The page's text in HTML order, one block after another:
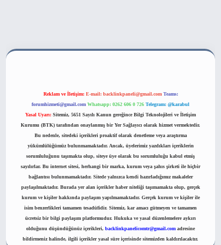
Reklam ve İletişim: E-mail: backlinkpaneli@gmail.com Teams:
forumhizmeti@gmail.com Whatsapp: 0262 606 0 726 Telegram: @karabul
Yasal Uyarı: Sitemiz, 5651 Sayılı Kanun gereğince Bilgi Teknolojileri ve İletişim
Kurumu (BTK) tarafından onaylanmış bir Yer Sağlayıcı olarak hizmet vermektedir.
Bu nedenle, sitedeki içerikleri proaktif olarak denetleme veya araştırma
yükümlülüğümüz bulunmamaktadır. Ancak, üyelerimiz yazdıkları içeriklerin
sorumluluğunu taşımakta olup, siteye üye olarak bu sorumluluğu kabul etmiş
sayılırlar. Bu internet sitesi, herhangi bir marka, kurum veya şahıs şirketi ile hiçbir
bağlantısı bulunmamaktadır. Sitede yalnızca kendi hazırladığımız makaleler
paylaşılmaktadır. Burada yer alan içerikler haber niteliği taşımamakta olup, gerçek
kurum ve kişiler hakkında paylaşım yapılmamaktadır. Gerçek kurum ve kişiler ile
isim benzerlikleri tamamen tesadüfidir. Sitemiz, kar amacı gütmeyen ve tamamen
ücretsiz bir bilgi paylaşım platformudur. Hukuka ve yasal düzenlemelere aykırı
olduğunu düşündüğünüz içerikleri, backlinkpanelicomtr@gmail.com adresine
bildirmeniz halinde, ilgili içerikler yasal süre içerisinde sitemizden kaldırılacaktır.